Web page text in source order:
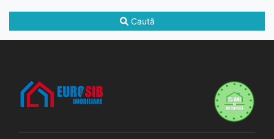
Caută